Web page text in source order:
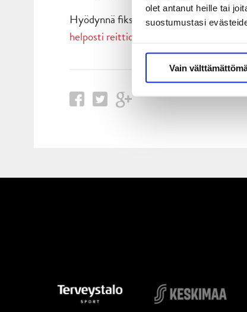
olet antanut heille tai
suostumustasi
Vain
Hyödynnä fiksu vaihtoehto ja hyppää
helposti reittioppaasta